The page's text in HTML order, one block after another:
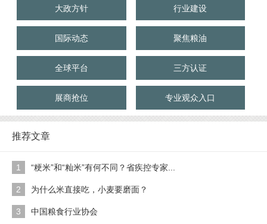
大政方针 行业建设
国际动态 聚焦粮油
全球平台 三方认证
展商抢位 专业观众入口
推荐文章
1 “粳米”和“籼米”有何不同？省疾控专家...
2 为什么米直接吃，小麦要磨面？
3 中国粮食行业协会